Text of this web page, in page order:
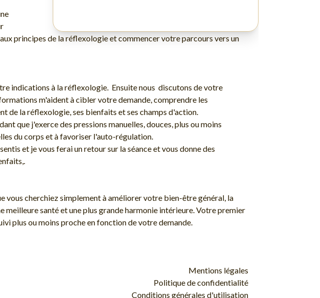
principes de la réflexologie et commencer votre parcours vers un
indications à la réflexologie. Ensuite nous discutons de votre
m'aident à cibler votre demande, comprendre les
de la réflexologie, ses bienfaits et ses champs d'action.
que j'exerce des pressions manuelles, douces, plus ou moins
du corps et à favoriser l'auto-régulation.
et je vous ferai un retour sur la séance et vous donne des
vous cherchiez simplement à améliorer votre bien-être général, la
santé et une plus grande harmonie intérieure. Votre premier
plus ou moins proche en fonction de votre demande.
Mentions légales
Politique de confidentialité
Conditions générales d'utilisation